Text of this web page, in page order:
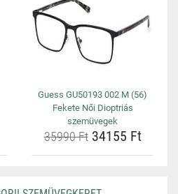
Guess GU50193 002 M (56)
Fekete Női Dioptriás
szemüvegek
35990 Ft34155 Ft